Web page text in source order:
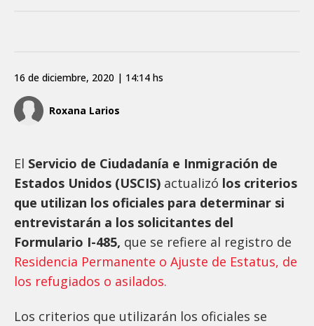
Roxana Larios
16 de diciembre, 2020 | 14:14 hs
El Servicio de Ciudadanía e Inmigración de
Estados Unidos (USCIS) actualizó los criterios
que utilizan los oficiales para determinar si
entrevistarán a los solicitantes del
Formulario I-485, que se refiere al registro de
Residencia Permanente o Ajuste de Estatus, de
los refugiados o asilados.
Los criterios que utilizarán los oficiales se